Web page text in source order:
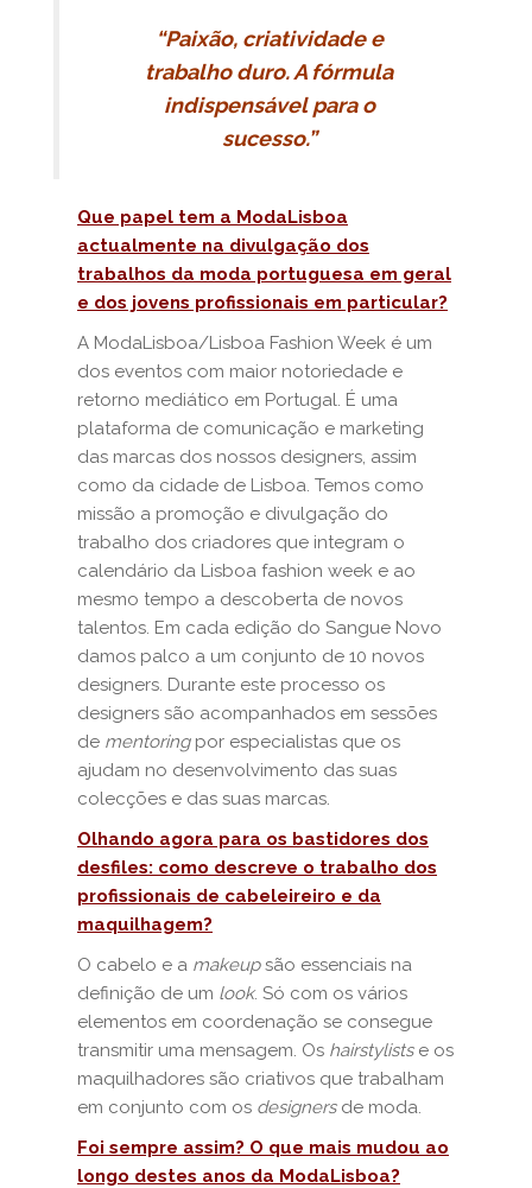
“Paixão, criatividade e
trabalho duro. A fórmula
indispensável para o
sucesso.”
Que papel tem a ModaLisboa
actualmente na divulgação dos
trabalhos da moda portuguesa em geral
e dos jovens profissionais em particular?
A ModaLisboa/Lisboa Fashion Week é um
dos eventos com maior notoriedade e
retorno mediático em Portugal. É uma
plataforma de comunicação e marketing
das marcas dos nossos designers, assim
como da cidade de Lisboa. Temos como
missão a promoção e divulgação do
trabalho dos criadores que integram o
calendário da Lisboa fashion week e ao
mesmo tempo a descoberta de novos
talentos. Em cada edição do Sangue Novo
damos palco a um conjunto de 10 novos
designers. Durante este processo os
designers são acompanhados em sessões
de mentoringpor especialistas que os
ajudam no desenvolvimento das suas
colecções e das suas marcas.
Olhando agora para os bastidores dos
desfiles: como descreve o trabalho dos
profissionais de cabeleireiro e da
maquilhagem?
O cabelo e a makeupsão essenciais na
definição de um look. Só com os vários
elementos em coordenação se consegue
transmitir uma mensagem. Os hairstylistse os
maquilhadores são criativos que trabalham
em conjunto com os designersde moda.
Foi sempre assim? O que mais mudou ao
longo destes anos da ModaLisboa?